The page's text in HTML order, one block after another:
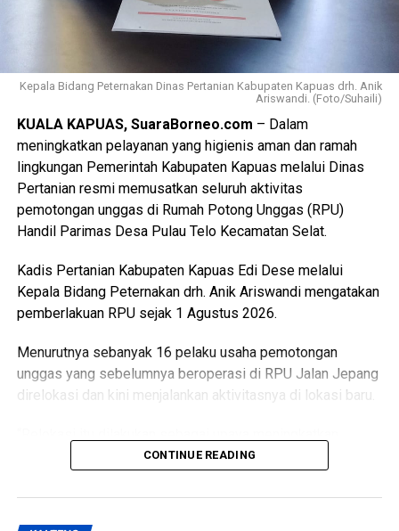
Kepala Bidang Peternakan Dinas Pertanian Kabupaten Kapuas drh. Anik
Ariswandi. (Foto/Suhaili)
KUALA KAPUAS, SuaraBorneo.com – Dalam
meningkatkan pelayanan yang higienis aman dan ramah
lingkungan Pemerintah Kabupaten Kapuas melalui Dinas
Pertanian resmi memusatkan seluruh aktivitas
pemotongan unggas di Rumah Potong Unggas (RPU)
Handil Parimas Desa Pulau Telo Kecamatan Selat.
Kadis Pertanian Kabupaten Kapuas Edi Dese melalui
Kepala Bidang Peternakan drh. Anik Ariswandi mengatakan
pemberlakuan RPU sejak 1 Agustus 2026.
Menurutnya sebanyak 16 pelaku usaha pemotongan
unggas yang sebelumnya beroperasi di RPU Jalan Jepang
direlokasi dan kini menjalankan aktivitasnya di lokasi baru.
kualitas pelayanan sekaligus menghadirkan fasilitas
lingkungan,” katanya Kamis (6/8/2026).
CONTINUE READING